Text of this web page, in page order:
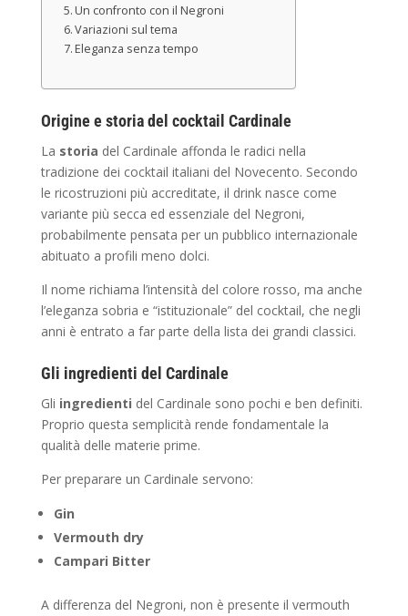
Un confronto con il Negroni
Variazioni sul tema
Eleganza senza tempo
Origine e storia del cocktail Cardinale
La storia del Cardinale affonda le radici nella
tradizione dei cocktail italiani del Novecento. Secondo
le ricostruzioni più accreditate, il drink nasce come
variante più secca ed essenziale del Negroni,
probabilmente pensata per un pubblico internazionale
abituato a profili meno dolci.
Il nome richiama l’intensità del colore rosso, ma anche
l’eleganza sobria e “istituzionale” del cocktail, che negli
anni è entrato a far parte della lista dei grandi classici.
Gli ingredienti del Cardinale
Gli ingredienti del Cardinale sono pochi e ben definiti.
Proprio questa semplicità rende fondamentale la
qualità delle materie prime.
Per preparare un Cardinale servono:
Gin
Vermouth dry
Campari Bitter
A differenza del Negroni, non è presente il vermouth